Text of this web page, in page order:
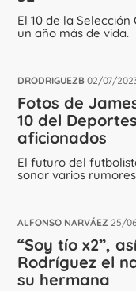
El 10 de la
un año más de vida.
DRODRIGUEZB 02/07/
Fotos de
10 del
aficionados
El futuro del
sonar varios
ALFONSO NARVÁEZ 25/
“Soy tío x2”,
Rodríguez el
su hermana